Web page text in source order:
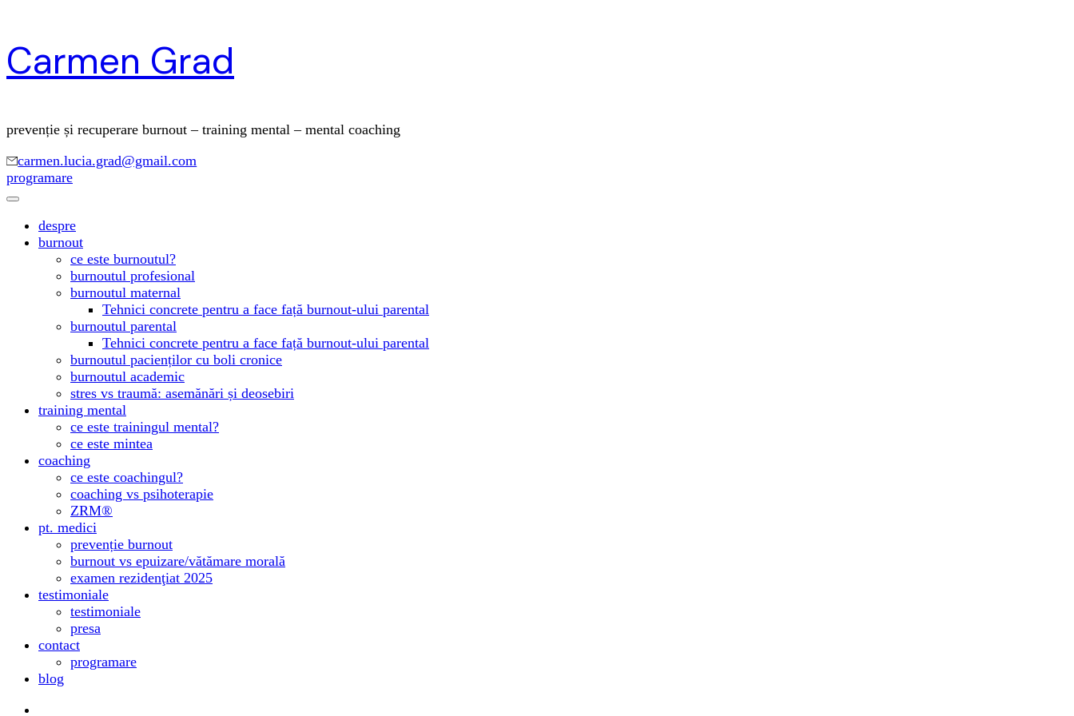
Skip
to
content
Carmen Grad
prevenție și recuperare burnout – training mental – mental coaching
carmen.lucia.grad@gmail.com
programare
despre
burnout
ce este burnoutul?
burnoutul profesional
burnoutul maternal
Tehnici concrete pentru a face față burnout-ului parental
burnoutul parental
Tehnici concrete pentru a face față burnout-ului parental
burnoutul pacienților cu boli cronice
burnoutul academic
stres vs traumă: asemănări și deosebiri
training mental
ce este trainingul mental?
ce este mintea
coaching
ce este coachingul?
coaching vs psihoterapie
ZRM®
pt. medici
prevenție burnout
burnout vs epuizare/vătămare morală
examen rezidenţiat 2025
testimoniale
testimoniale
presa
contact
programare
blog